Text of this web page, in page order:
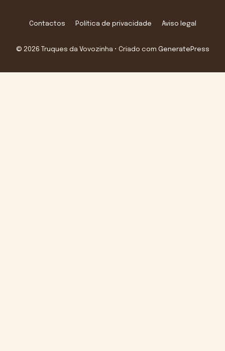
Contactos Política de privacidade Aviso legal
© 2026 Truques da Vovozinha • Criado com GeneratePress